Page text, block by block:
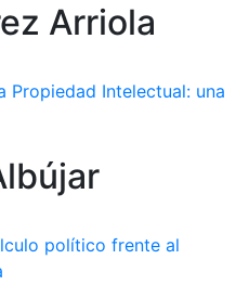
Arriola
Propiedad Intelectual: una
político frente al